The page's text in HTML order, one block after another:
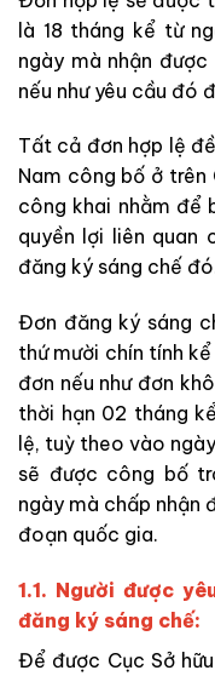
là 18 tháng kể từ
ngày mà nhận
nếu như yêu cầu đó
Tất cả đơn hợp lệ
Nam công bố ở trên
công khai nhằm để
quyền lợi liên quan
đăng ký sáng chế
Đơn đăng ký sáng
thứ mười chín tính
đơn nếu như đơn
thời hạn 02 tháng
lệ, tuỳ theo vào
sẽ được công bố
ngày mà chấp nhận
đoạn quốc gia.
1.1. Người được
đăng ký sáng chế:
Để được Cục Sở